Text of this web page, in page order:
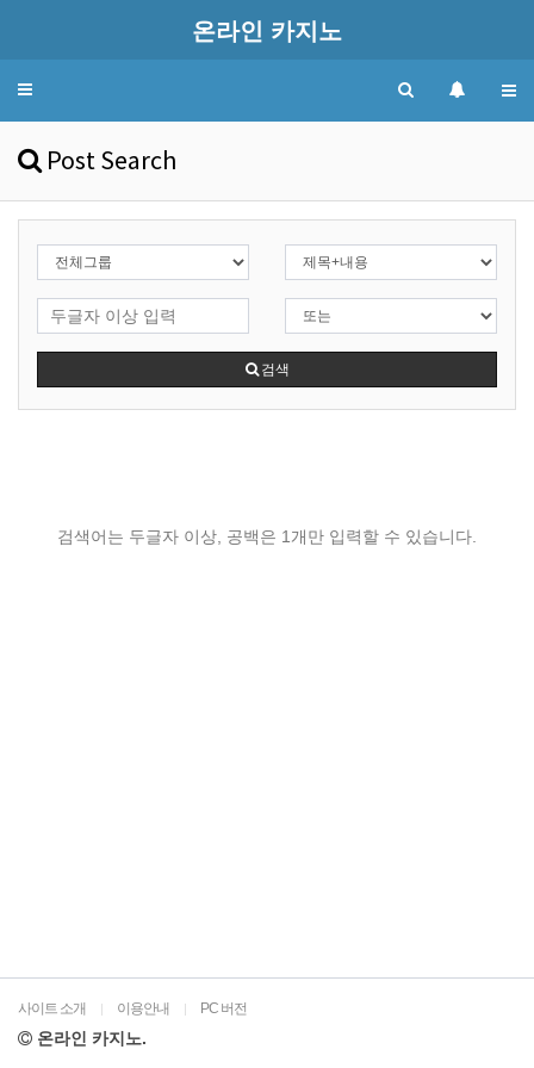
온라인 카지노
Toggle
Post Search
검색
검색어는 두글자 이상, 공백은 1개만 입력할 수 있습니다.
사이트 소개 | 이용안내 | PC 버전
온라인 카지노.